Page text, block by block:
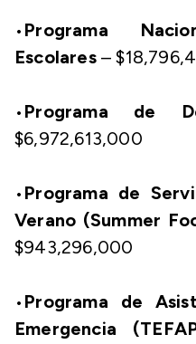
• Programa
Escolares–
• Programa de
$6,972,613,000
• Programa de
Verano (Summer
$943,296,000
• Programa de
Emergencia